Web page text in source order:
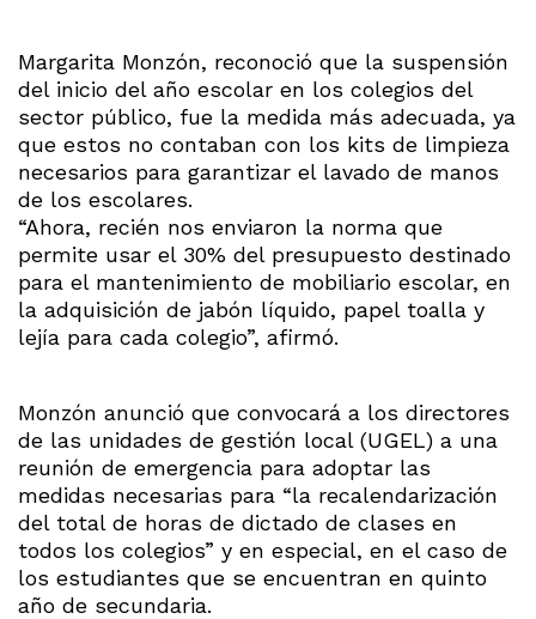
Margarita Monzón, reconoció que la suspensión
del inicio del año escolar en los colegios del
sector público, fue la medida más adecuada, ya
que estos no contaban con los kits de limpieza
necesarios para garantizar el lavado de manos
de los escolares.
“Ahora, recién nos enviaron la norma que
permite usar el 30% del presupuesto destinado
para el mantenimiento de mobiliario escolar, en
la adquisición de jabón líquido, papel toalla y
lejía para cada colegio”, afirmó.
Monzón anunció que convocará a los directores
de las unidades de gestión local (UGEL) a una
reunión de emergencia para adoptar las
medidas necesarias para “la recalendarización
del total de horas de dictado de clases en
todos los colegios” y en especial, en el caso de
los estudiantes que se encuentran en quinto
año de secundaria.